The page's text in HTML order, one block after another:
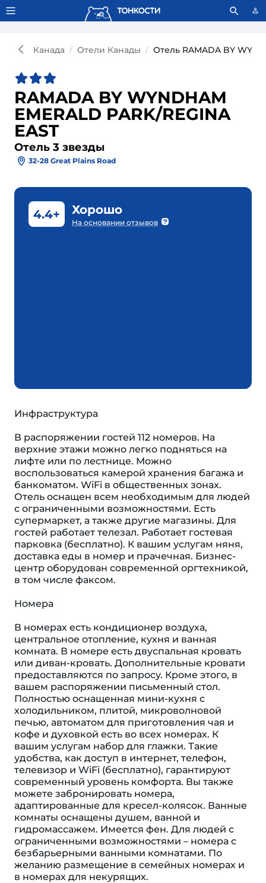
Тонкости используют сookie-файлы. Что это значит?
Канада Отели Канады Отель RAMADA BY
RAMADA BY WYNDHAM
EMERALD PARK/REGINA
EAST
Отель 3 звезды
32-28 Great Plains Road
4.4+ Хорошо
На основании отзывов
Инфраструктура
В распоряжении гостей 112 номеров. На
верхние этажи можно легко подняться на
лифте или по лестнице. Можно
воспользоваться камерой хранения багажа и
банкоматом. WiFi в общественных зонах.
Отель оснащен всем необходимым для людей
с ограниченными возможностями. Есть
супермаркет, а также другие магазины. Для
гостей работает телезал. Работает гостевая
парковка (бесплатно). К вашим услугам няня,
доставка еды в номер и прачечная. Бизнес-
центр оборудован современной оргтехникой,
в том числе факсом.
Номера
В номерах есть кондиционер воздуха,
центральное отопление, кухня и ванная
комната. В номере есть двуспальная кровать
или диван-кровать. Дополнительные кровати
предоставляются по запросу. Кроме этого, в
вашем распоряжении письменный стол.
Полностью оснащенная мини-кухня с
холодильником, плитой, микроволновой
печью, автоматом для приготовления чая и
кофе и духовкой есть во всех номерах. К
вашим услугам набор для глажки. Такие
удобства, как доступ в интернет, телефон,
телевизор и WiFi (бесплатно), гарантируют
современный уровень комфорта. Вы также
можете забронировать номера,
адаптированные для кресел-колясок. Ванные
комнаты оснащены душем, ванной и
гидромассажем. Имеется фен. Для людей с
ограниченными возможностями – номера с
безбарьерными ванными комнатами. По
желанию размещение в семейных номерах и
в номерах для некурящих.